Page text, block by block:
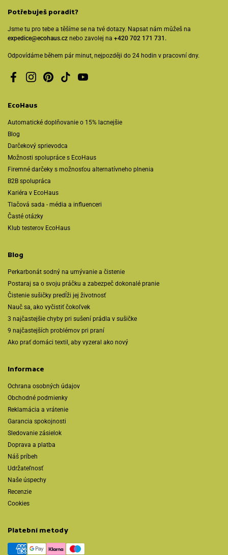
Potřebuješ poradit?
Jsme tu pro tebe a těšíme se na tvé dotazy. Napsat nám můžeš na
expedice@ecohaus.cz nebo zavolej na +420 702 171 731.
Odpovídáme během pár minut, nejpozději do 24 hodin v pracovní dny.
FacebookInstagramPinterestTikTokYouTube
EcoHaus
Automatické doplňovanie o 15% lacnejšie
Blog
Darčekový sprievodca
Možnosti spolupráce s EcoHaus
Firemné darčeky s možnosťou alternatívneho plnenia
B2B spolupráca
Kariéra v EcoHaus
Tlačová sada - média a influenceri
Časté otázky
Klub testerov EcoHaus
Blog
Perkarbonát sodný na umývanie a čistenie
Postaraj sa o svoju práčku a zabezpeč dokonalé pranie
Čistenie sušičky predĺži jej životnosť
Nauč sa, ako vyčistiť čokoľvek
3 najčastejšie chyby pri sušení prádla v sušičke
9 najčastejších problémov pri praní
Ako prať domáci textil, aby vyzeral ako nový
Informace
Ochrana osobných údajov
Obchodné podmienky
Reklamácia a vrátenie
Garancia spokojnosti
Sledovanie zásielok
Doprava a platba
Náš príbeh
Udržateľnosť
Naše úspechy
Recenzie
Cookies
Platební metody